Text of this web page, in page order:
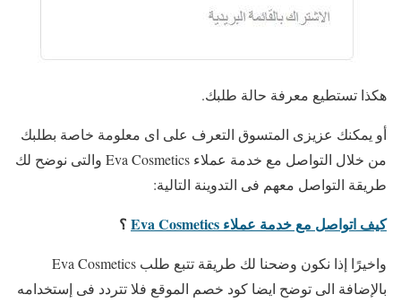
هكذا تستطيع معرفة حالة طلبك.
أو يمكنك عزيزى المتسوق التعرف على اى معلومة خاصة بطلبك
من خلال التواصل مع خدمة عملاء Eva Cosmetics والتى نوضح لك
طريقة التواصل معهم فى التدوينة التالية:
كيف اتواصل مع خدمة عملاء Eva Cosmetics ؟
واخيرًا إذا نكون وضحنا لك طريقة تتبع طلب Eva Cosmetics
بالإضافة الى توضح ايضا كود خصم الموقع فلا تتردد فى إستخدامه